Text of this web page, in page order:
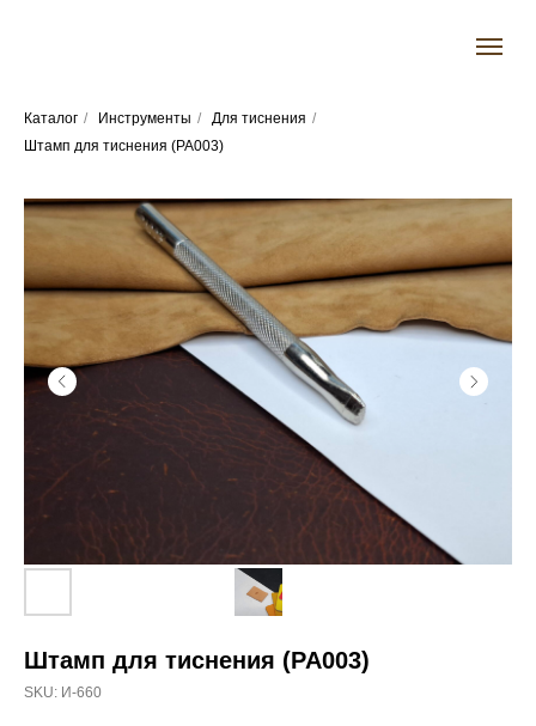
Каталог / Инструменты / Для тиснения /
Штамп для тиснения (PA003)
Штамп для тиснения (PA003)
SKU: И-660